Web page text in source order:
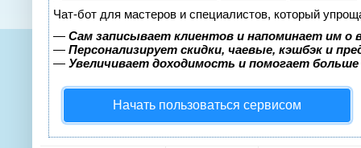
Чат-бот для мастеров и специалистов, который
— Сам записывает клиентов и напоминает им о
— Персонализирует скидки, чаевые, кэшбэк и
— Увеличивает доходимость и помогает
Начать пользоваться сервисом